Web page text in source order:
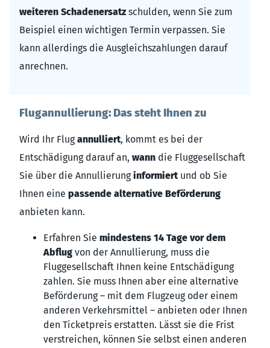
weiteren Schadenersatzschulden, wenn Sie zum
Beispiel einen wichtigen Termin verpassen. Sie
kann allerdings die Ausgleichszahlungen darauf
anrechnen.
Flugannullierung: Das steht Ihnen zu
Wird Ihr Flugannulliert, kommt es bei der
Entschädigung darauf an, wann die Fluggesellschaft
Sie über die Annullierunginformiert und ob Sie
Ihnen eine passende alternative Beförderung
anbieten kann.
Erfahren Sie mindestens 14 Tage vor dem
Abflug von der Annullierung, muss die
Fluggesellschaft Ihnen keine Entschädigung
zahlen. Sie muss Ihnen aber eine alternative
Beförderung – mit dem Flugzeug oder einem
anderen Verkehrsmittel – anbieten oder Ihnen
den Ticketpreis erstatten. Lässt sie die Frist
verstreichen, können Sie selbst einen anderen